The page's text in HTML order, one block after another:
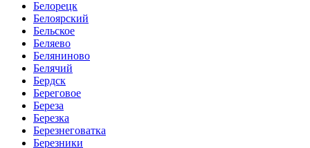
Белорецк
Белоярский
Бельское
Беляево
Беляниново
Белячий
Бердск
Береговое
Береза
Березка
Березнеговатка
Березники